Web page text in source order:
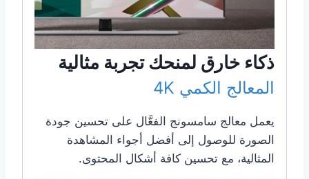
ذكاء خارق لمنحك تجربة مثالية
المعالج الكمي 4K
يعمل معالج سامسونج الفعَّال على تحسين جودة
الصورة للوصول إلى أفضل أجواء المشاهدة
المثالية، مع تحسين كافة أشكال المحتوى.